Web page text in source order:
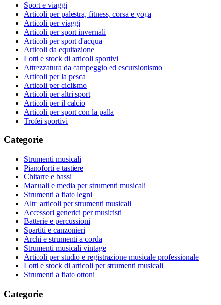
Sport e viaggi
Articoli per palestra, fitness, corsa e yoga
Articoli per viaggi
Articoli per sport invernali
Articoli per sport d'acqua
Articoli da equitazione
Lotti e stock di articoli sportivi
Attrezzatura da campeggio ed escursionismo
Articoli per la pesca
Articoli per ciclismo
Articoli per altri sport
Articoli per il calcio
Articoli per sport con la palla
Trofei sportivi
Categorie
Strumenti musicali
Pianoforti e tastiere
Chitarre e bassi
Manuali e media per strumenti musicali
Strumenti a fiato legni
Altri articoli per strumenti musicali
Accessori generici per musicisti
Batterie e percussioni
Spartiti e canzonieri
Archi e strumenti a corda
Strumenti musicali vintage
Articoli per studio e registrazione musicale professionale
Lotti e stock di articoli per strumenti musicali
Strumenti a fiato ottoni
Categorie